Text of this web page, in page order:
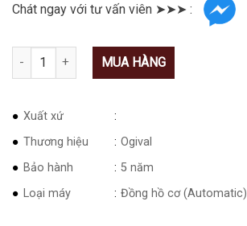
Chát ngay với tư vấn viên ➤➤➤ :
Số lượng MUA HÀNG
Xuất xứ
Thương hiệu
Ogival
Bảo hành
5 năm
Loại máy
Đồng hồ cơ (Automatic)